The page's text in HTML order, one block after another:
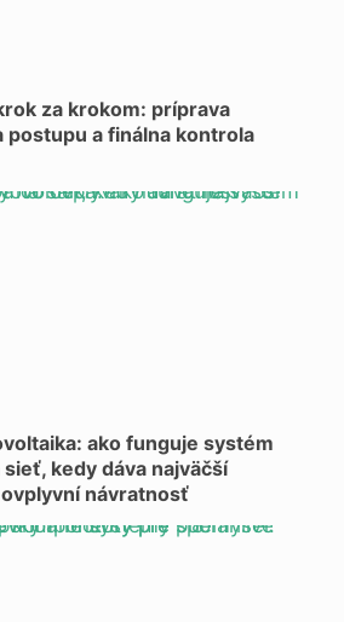
za krokom: príprava
postupu a finálna kontrola
ako funguje systém
kedy dáva najväčší
návratnosť